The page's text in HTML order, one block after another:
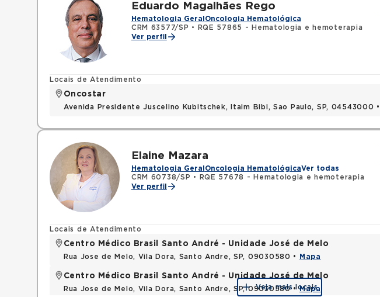
Eduardo Magalhães Rego
Hematologia Geral Oncologia Hematológica
CRM 63577/SP •
RQE 57865 - Hematologia e hemoterapia
Ver perfil
Locais de Atendimento
Oncostar
Avenida Presidente Juscelino Kubitschek, Itaim Bibi, Sao Paulo, SP, 04543000 •
Elaine Mazara
Hematologia Geral Oncologia HematológicaVer todas
CRM 60738/SP •
RQE 57678 - Hematologia e hemoterapia
Ver perfil
Locais de Atendimento
Centro Médico Brasil Santo André - Unidade José de Melo
Rua Jose de Melo, Vila Dora, Santo Andre, SP, 09030580 • Mapa
Centro Médico Brasil Santo André - Unidade José de Melo
Rua Jose de Melo, Vila Dora, Santo Andre, SP, 09030580 •Mapa
Veja mais locais